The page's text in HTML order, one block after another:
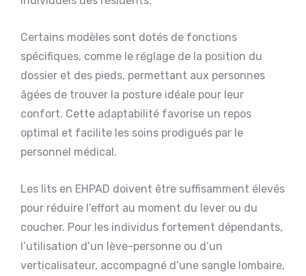
Certains modèles sont dotés de fonctions
spécifiques, comme le réglage de la position du
dossier et des pieds, permettant aux personnes
âgées de trouver la posture idéale pour leur
confort. Cette adaptabilité favorise un repos
optimal et facilite les soins prodigués par le
personnel médical.
Les lits en EHPAD doivent être suffisamment élevés
pour réduire l’effort au moment du lever ou du
coucher. Pour les individus fortement dépendants,
l’utilisation d’un lève-personne ou d’un
verticalisateur, accompagné d’une sangle lombaire,